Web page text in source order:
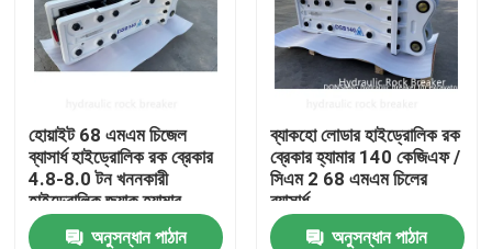
পণ্য
আমাদের সম্পর্কে
কারখানা ভ্রমণ
হোয়াইট 68 এমএম চিজেল
ব্যাসার্ধ হাইড্রোলিক রক ব্রেকার
4.8-8.0 টন খননকারী
হাইড্রোলিক জ্যাক হ্যামার
অনুসন্ধান পাঠান
ব্যাকহো লোডার হাইড্রোলিক রক
ব্রেকার হ্যামার 140 কেজিএফ /
সিএম 2 68 এমএম চিলের
ব্যাসার্ধ
অনুসন্ধান পাঠান